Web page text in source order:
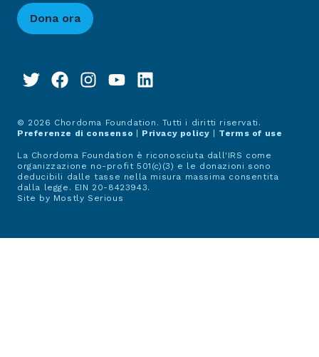
Dona ora
© 2026 Chordoma Foundation. Tutti i diritti riservati.
Preferenze di consenso
Privacy policy Terms of use
La Chordoma Foundation è riconosciuta dall'IRS come
organizzazione no-profit 501(c)(3) e le donazioni sono
deducibili dalle tasse nella misura massima consentita
dalla legge. EIN 20-8423943.
Site by Mostly Serious